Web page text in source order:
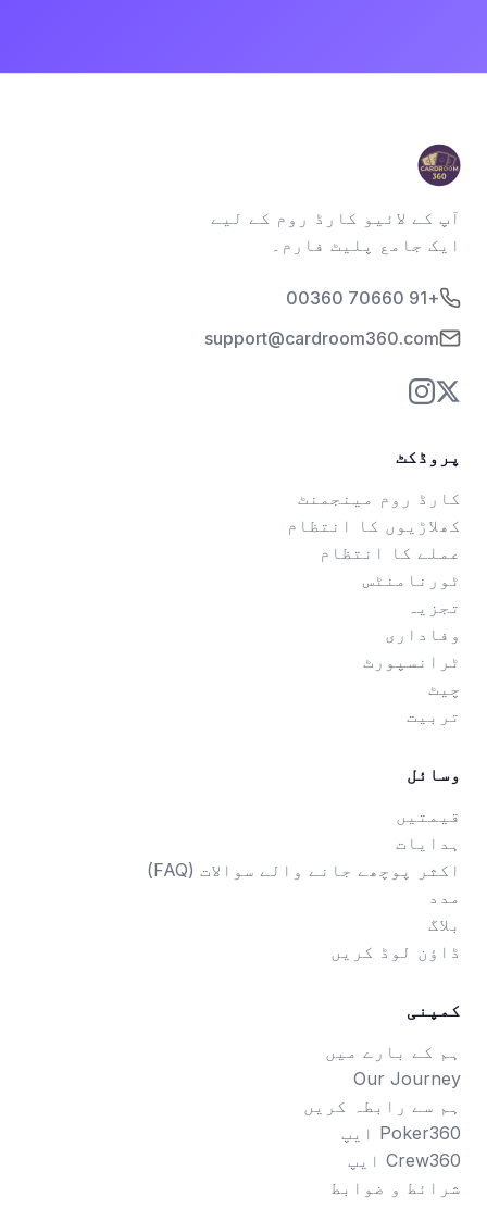
آپ کے لائیو کارڈ روم کے لیے
ایک جامع پلیٹ فارم۔
+91 70660 00360
support@cardroom360.com
پروڈکٹ
کارڈ روم مینجمنٹ
کھلاڑیوں کا انتظام
عملے کا انتظام
ٹورنامنٹس
تجزیہ
وفاداری
ٹرانسپورٹ
چیٹ
تربیت
وسائل
قیمتیں
ہدایات
اکثر پوچھے جانے والے سوالات (FAQ)
مدد
بلاگ
ڈاؤن لوڈ کریں
کمپنی
ہم کے بارے میں
Our Journey
ہم سے رابطہ کریں
Poker360 ایپ
Crew360 ایپ
شرائط و ضوابط